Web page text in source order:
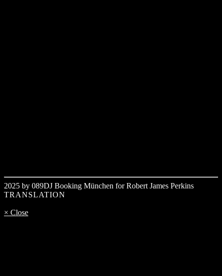
2025 by 089DJ Booking München for Robert James Perkins
TRANSLATION
× Close